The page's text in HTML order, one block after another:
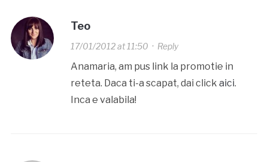
Teo
17/01/2012 at 11:50 · Reply
Anamaria, am pus link la promotie in
reteta. Daca ti-a scapat, dai click aici.
Inca e valabila!